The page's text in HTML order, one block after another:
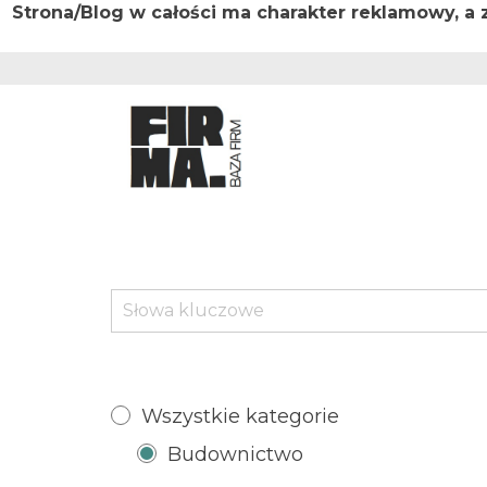
Strona/Blog w całości ma charakter reklamowy,
Wszystkie kategorie
Budownictwo